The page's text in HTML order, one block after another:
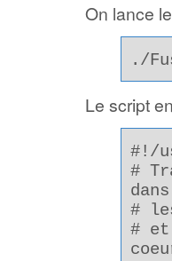
On lance
./
Le script
#!/
#
#
#